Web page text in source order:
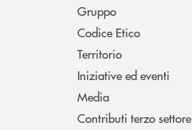
Gruppo
Codice Etico
Territorio
Iniziative ed eventi
Media
Contributi terzo settore